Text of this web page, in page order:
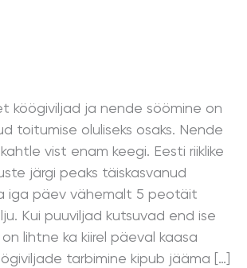
köögiviljad ja nende söömine on
toitumise oluliseks osaks. Nende
vist enam keegi. Eesti riiklike
järgi peaks täiskasvanud
iga päev vähemalt 5 peotäit
Kui puuviljad kutsuvad end ise
lihtne ka kiirel päeval kaasa
tarbimine kipub jääma […]